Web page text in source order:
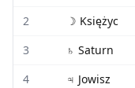
2
☽ Księżyc
3
♄ Saturn
4
♃ Jowisz